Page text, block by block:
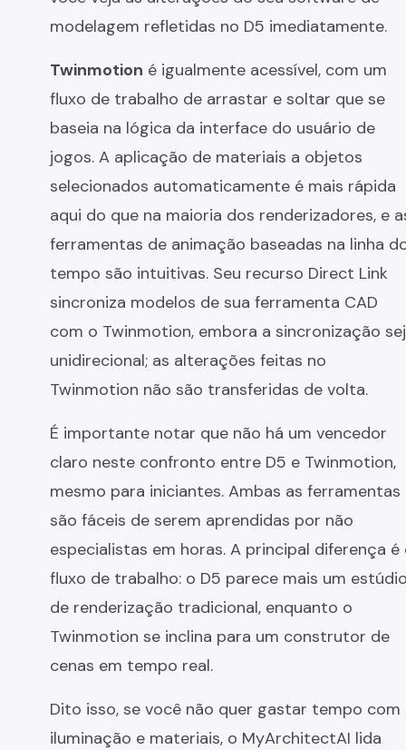
modelagem refletidas no D5 imediatamente.
Twinmotion é igualmente acessível, com um
fluxo de trabalho de arrastar e soltar que se
baseia na lógica da interface do usuário de
jogos. A aplicação de materiais a objetos
selecionados automaticamente é mais rápida
aqui do que na maioria dos renderizadores, e
ferramentas de animação baseadas na linha
tempo são intuitivas. Seu recurso Direct Link
sincroniza modelos de sua ferramenta CAD
com o Twinmotion, embora a sincronização
unidirecional; as alterações feitas no
Twinmotion não são transferidas de volta.
É importante notar que não há um vencedor
claro neste confronto entre D5 e Twinmotion,
mesmo para iniciantes. Ambas as ferramentas
são fáceis de serem aprendidas por não
especialistas em horas. A principal diferença é
fluxo de trabalho: o D5 parece mais um
de renderização tradicional, enquanto o
Twinmotion se inclina para um construtor de
cenas em tempo real.
Dito isso, se você não quer gastar tempo com
iluminação e materiais, o MyArchitectAI lida